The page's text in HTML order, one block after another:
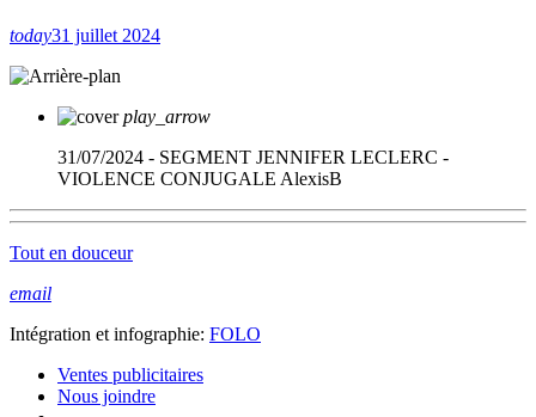
today31 juillet 2024
play_arrow
31/07/2024 - SEGMENT JENNIFER LECLERC -
VIOLENCE CONJUGALE AlexisB
Tout en douceur
email
Intégration et infographie: FOLO
Ventes publicitaires
Nous joindre